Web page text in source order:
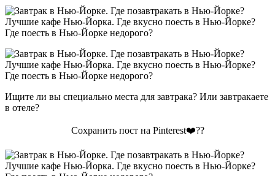
Ищите ли вы специально места для завтрака? Или завтракаете
в отеле?
Сохранить пост на Pinterest❤️??